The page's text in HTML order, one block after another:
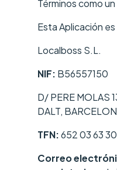
Términos como
Esta Aplicación
Localboss S.L.
NIF: B56557150
D/ PERE MOLAS
DALT,
TFN:652 03 63 30
Correo